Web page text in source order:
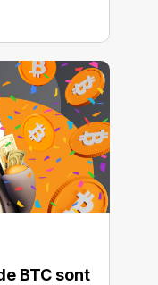
BTC sont